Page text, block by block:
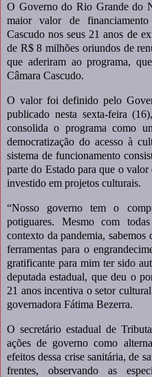
O Governo do Rio Grande do
maior valor de
Cascudo nos seus 21 anos de
de R$ 8 milhões oriundos de
que aderiram ao programa,
Câmara Cascudo.
O valor foi definido pelo
publicado nesta sexta-feira
consolida o programa como
democratização do acesso à
sistema de funcionamento
parte do Estado para que o
investido em projetos culturais.
“Nosso governo tem o
potiguares. Mesmo com
contexto da pandemia,
ferramentas para o
gratificante para mim ter sido
deputada estadual, que deu o
21 anos incentiva o setor
governadora Fátima Bezerra.
O secretário estadual de
ações de governo como
efeitos dessa crise sanitária, de
frentes, observando as